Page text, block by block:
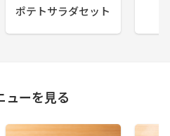
ポテトサラダセット
ューを見る